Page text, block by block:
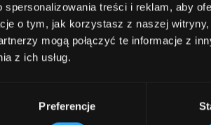
treści i reklam, aby
o tym, jak korzystasz z naszej
mogą połączyć te informacje z
z ich usług.
Preferencje
team